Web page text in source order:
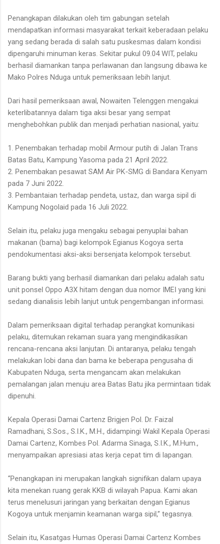
Penangkapan dilakukan oleh tim gabungan setelah
mendapatkan informasi masyarakat terkait keberadaan pelaku
yang sedang berada di salah satu puskesmas dalam kondisi
dipengaruhi minuman keras. Sekitar pukul 09.04 WIT, pelaku
berhasil diamankan tanpa perlawanan dan langsung dibawa ke
Mako Polres Nduga untuk pemeriksaan lebih lanjut.
Dari hasil pemeriksaan awal, Nowaiten Telenggen mengakui
keterlibatannya dalam tiga aksi besar yang sempat
menghebohkan publik dan menjadi perhatian nasional, yaitu:
1. Penembakan terhadap mobil Armour putih di Jalan Trans
Batas Batu, Kampung Yasoma pada 21 April 2022.
2. Penembakan pesawat SAM Air PK-SMG di Bandara Kenyam
pada 7 Juni 2022.
3. Pembantaian terhadap pendeta, ustaz, dan warga sipil di
Kampung Nogolaid pada 16 Juli 2022.
Selain itu, pelaku juga mengaku sebagai penyuplai bahan
makanan (bama) bagi kelompok Egianus Kogoya serta
pendokumentasi aksi-aksi bersenjata kelompok tersebut.
Barang bukti yang berhasil diamankan dari pelaku adalah satu
unit ponsel Oppo A3X hitam dengan dua nomor IMEI yang kini
sedang dianalisis lebih lanjut untuk pengembangan informasi.
Dalam pemeriksaan digital terhadap perangkat komunikasi
pelaku, ditemukan rekaman suara yang mengindikasikan
rencana-rencana aksi lanjutan. Di antaranya, pelaku tengah
melakukan lobi dana dan bama ke beberapa pengusaha di
Kabupaten Nduga, serta mengancam akan melakukan
pemalangan jalan menuju area Batas Batu jika permintaan tidak
dipenuhi.
Kepala Operasi Damai Cartenz Brigjen Pol. Dr. Faizal
Ramadhani, S.Sos., S.I.K., M.H., didampingi Wakil Kepala Operasi
Damai Cartenz, Kombes Pol. Adarma Sinaga, S.I.K., M.Hum.,
menyampaikan apresiasi atas kerja cepat tim di lapangan.
“Penangkapan ini merupakan langkah signifikan dalam upaya
kita menekan ruang gerak KKB di wilayah Papua. Kami akan
terus menelusuri jaringan yang berkaitan dengan Egianus
Kogoya untuk menjamin keamanan warga sipil,” tegasnya.
Selain itu, Kasatgas Humas Operasi Damai Cartenz Kombes